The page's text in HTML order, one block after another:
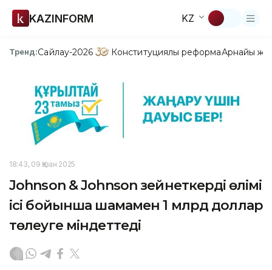
KAZINFORM KZ
Тренд:Сайлау-2026 Конституциялық реформаАрнайы
18:43, 09 Қазан 2025
Johnson & Johnson зейнеткердің өлімі
ісі бойынша шамамен 1 млрд доллар
төлеуге міндеттеді